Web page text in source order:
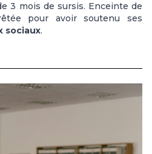
3 mois de sursis. Enceinte de
pour avoir soutenu ses
sociaux.